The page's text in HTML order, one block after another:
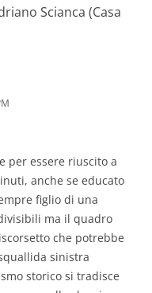
Scianca (Casa
per essere riuscito a
anche se educato
figlio di una
ma il quadro
che potrebbe
sinistra
storico si tradisce